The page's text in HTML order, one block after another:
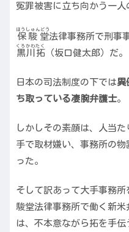
冤罪被害に立ち向かう一人
保駿堂
ほうしゅんどう
法律事務所で刑事
黒川
くろかわ
拓
たく
（坂口健太郎）だ。
日本の司法制度の下では異
ち取っている凄腕弁護士。
しかしその素顔は、人当
手で取材嫌い、事務所の
った。
そして訳あって大手事務
駿堂法律事務所で働く新米
は、不本意ながら拓を手伝